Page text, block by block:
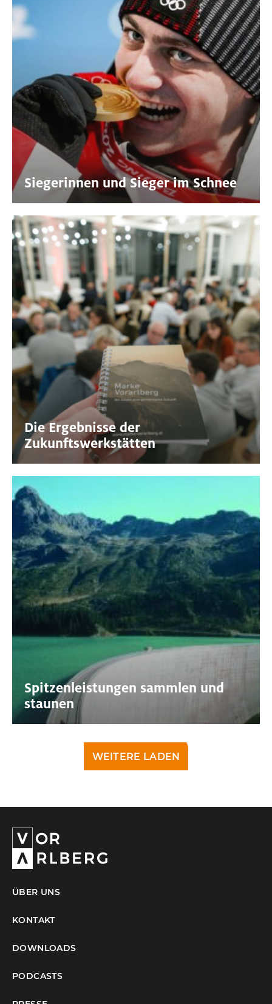
Siegerinnen und Sieger im Schnee
Die Ergebnisse der
Zukunftswerkstätten
Spitzenleistungen sammlen und
staunen
LÄDT...
ÜBER UNS
KONTAKT
DOWNLOADS
PODCASTS